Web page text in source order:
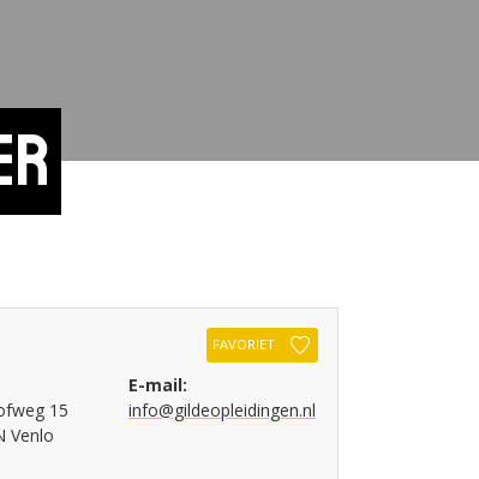
FAVORIET
15
Venlo
E-mail:
info@gildeopleidingen.nl